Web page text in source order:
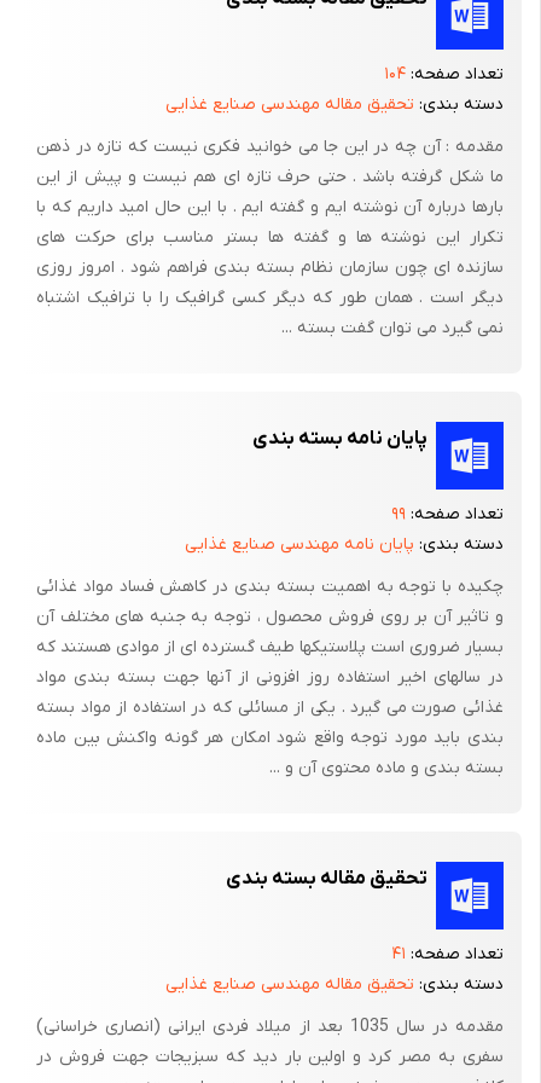
گفتنی است استفاده از واژه صنف در این مطلب طبق تعاریف اداری و
دولتی آن که در نهایت به مجمع امور صنفی باز می گردد نمی باشد .
اتفاقاً یکی از کانون های مشکلات همین تمایز بحث صنف و صنعت
البته از جنبه اداری آن است . در این جا هدف از کاربرد واژه صنف کمک
گرفتن از این کلمه برای جمع بندی تلاش های همه دست اندرکاران
بسته بندی است که نتیجه مشترکی در ذهن و دید عامه دارد و آن"
بسته بندی" است .
هشیار باشیم با آن دست اندرکاران صنعت بسته بندی هر کدام کم و
بیش یک واحد تولیدی یا خدماتی محسوب می شوند که در گرایش
مربوط به چرخه تولید و عرضه می تواند همه بخش بسته بندی را
تحت تأثیر قرار دهد .
برای مثال بسیاری از تصمیمات مربوط به بهداشت کالاهای تولیدی
رابطه ای مستقیم با موضوع بسته بندی داشته و می تواند موج هایی
را وارد این صنعت کند . در این راستا عده ای از اهالی بسته بندی
خوشبخت و عده ای نیز بدبخت می شوند . از طرفی نمی توان گفت
همه این موج ها مثبت و به جا بوده اند . شاید فردا عده ای دیگر از
زحمت کشان بخش بسته بندی گرفتار یکی از موج های ویرانگری شوند
که از بیرون صنف به آن وارد می شود .
از آن جا که بسته بندی راجع به هر چیزی می تواند معنی شود و از آن
باعث شده هر از چند گاهی مدیر یا کارشناسی که تازه از راه رسیده با
دیدن چندی از معضلات موجود هیجان زده شده از طریق تریبون هایی
که همیشه برای دولت موجود است به اظهار عقیده و باید و نباید
بپردازد .
زحمات و سرمایه ایشان ضرورت و کیفیت بسته بندی در کشور بیشتر
توسعه می یابد واقعیتی به نام بسته بندی عیان تر شده و عده
تعداد صفحه: ۱۰۴
دسته بندی: تحقیق مقاله مهندسی صنایع غذایی
مقدمه : آن چه در این جا می خوانید فکری نیست که تازه در ذهن
ما شکل گرفته باشد . حتی حرف تازه ای هم نیست و پیش از این
بارها درباره آن نوشته ایم و گفته ایم . با این حال امید داریم که با
تکرار این نوشته ها و گفته ها بستر مناسب برای حرکت های
سازنده ای چون سازمان نظام بسته بندی فراهم شود . امروز روزی
دیگر است . همان طور که دیگر کسی گرافیک را با ترافیک اشتباه
نمی گیرد می توان گفت بسته ...
پایان نامه بسته بندی
تعداد صفحه: ۹۹
دسته بندی: پایان نامه مهندسی صنایع غذایی
چکیده با توجه به اهمیت بسته بندی در کاهش فساد مواد غذائی
و تاثیر آن بر روی فروش محصول ، توجه به جنبه های مختلف آن
بسیار ضروری است پلاستیکها طیف گسترده ای از موادی هستند که
در سالهای اخیر استفاده روز افزونی از آنها جهت بسته بندی مواد
غذائی صورت می گیرد . یکی از مسائلی که در استفاده از مواد بسته
بندی باید مورد توجه واقع شود امکان هر گونه واکنش بین ماده
بسته بندی و ماده محتوی آن و ...
تحقیق مقاله بسته بندی
تعداد صفحه: ۴۱
دسته بندی: تحقیق مقاله مهندسی صنایع غذایی
مقدمه در سال 1035 بعد از میلاد فردی ایرانی (انصاری خراسانی)
سفری به مصر کرد و اولین بار دید که سبزیجات جهت فروش در